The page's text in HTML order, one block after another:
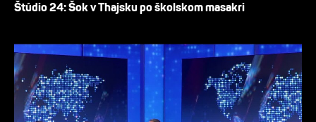
Štúdio 24: Šok v Thajsku po školskom masakri